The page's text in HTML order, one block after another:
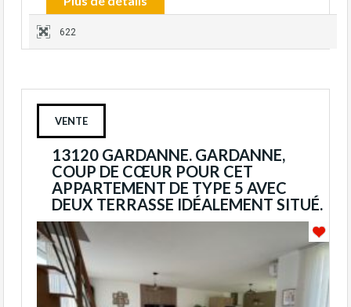
622
VENTE
13120 GARDANNE. GARDANNE,
COUP DE CŒUR POUR CET
APPARTEMENT DE TYPE 5 AVEC
DEUX TERRASSE IDÉALEMENT SITUÉ.